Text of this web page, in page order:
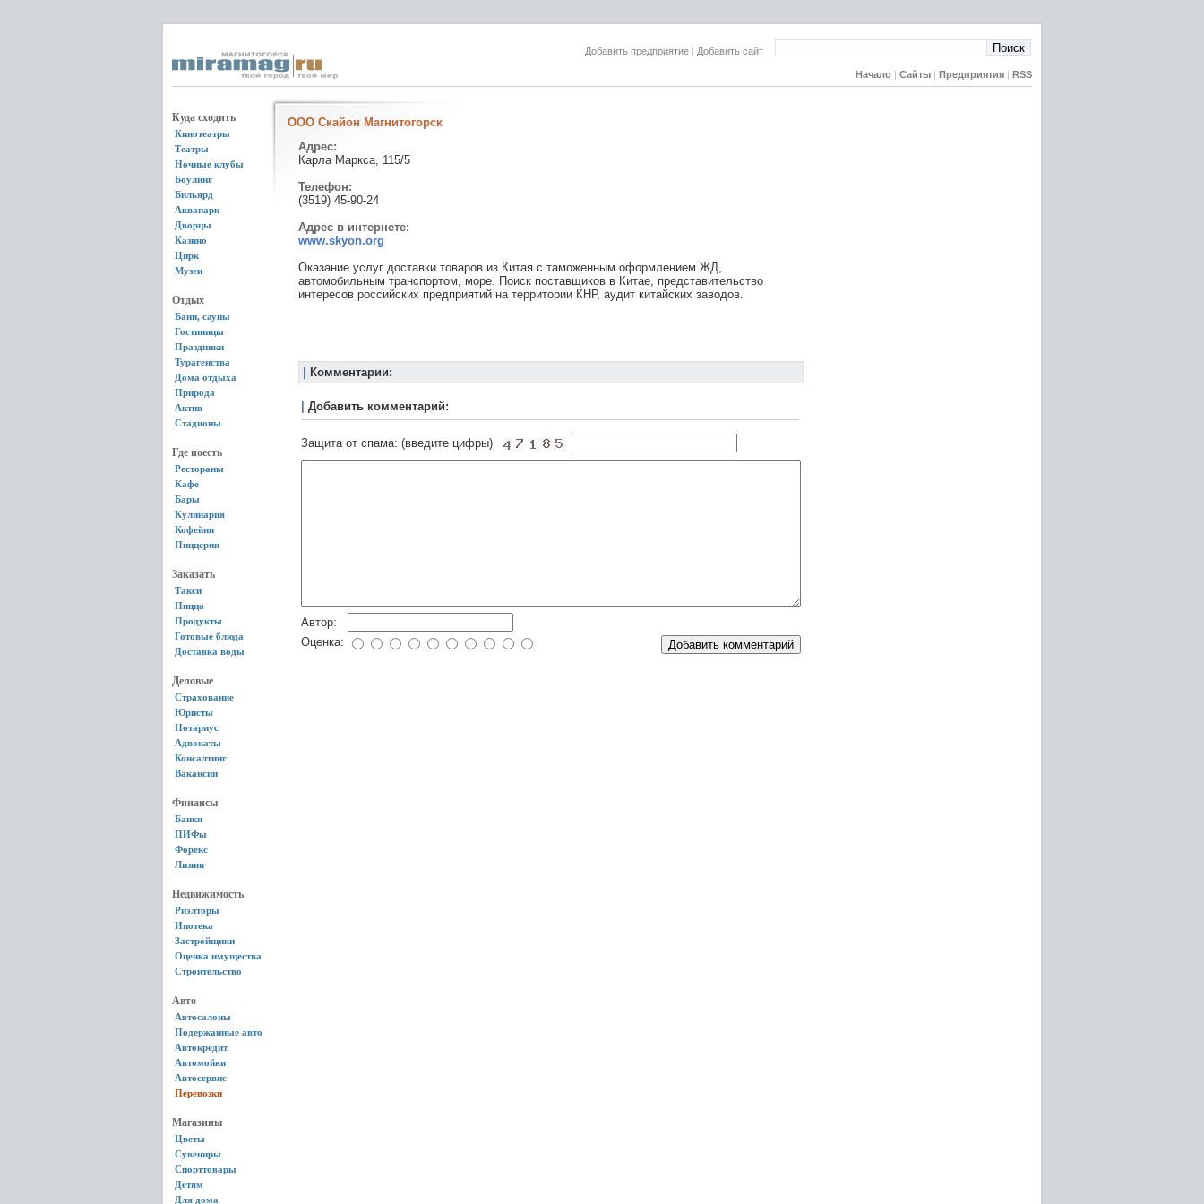
Добавить предприятие | Добавить сайт
Начало Сайты Предприятия RSS
Куда сходить
Кинотеатры
Театры
Ночные клубы
Боулинг
Бильярд
Аквапарк
Дворцы
Казино
Цирк
Музеи
Отдых
Бани, сауны
Гостиницы
Праздники
Турагенства
Дома отдыха
Природа
Актив
Стадионы
Где поесть
Рестораны
Кафе
Бары
Кулинария
Кофейни
Пиццерии
Заказать
Такси
Пицца
Продукты
Готовые блюда
Доставка воды
Деловые
Страхование
Юристы
Нотариус
Адвокаты
Консалтинг
Вакансии
Финансы
Банки
ПИФы
Форекс
Лизинг
Недвижимость
Риэлторы
Ипотека
Застройщики
Оценка имущества
Строительство
Авто
Автосалоны
Подержанные авто
Автокредит
Автомойки
Автосервис
Перевозки
Магазины
Цветы
Сувениры
Спорттовары
Детям
Для дома
ООО Скайон Магнитогорск
Адрес:
Карла Маркса, 115/5
Телефон:
(3519) 45-90-24
Адрес в интернете:
www.skyon.org
Оказание услуг доставки товаров из Китая с таможенным оформлением ЖД,
автомобильным транспортом, море. Поиск поставщиков в Китае, представительство
интересов российских предприятий на территории КНР, аудит китайских заводов.
Комментарии:
Добавить комментарий:
Защита от спама: (введите цифры)
Автор:
Оценка: